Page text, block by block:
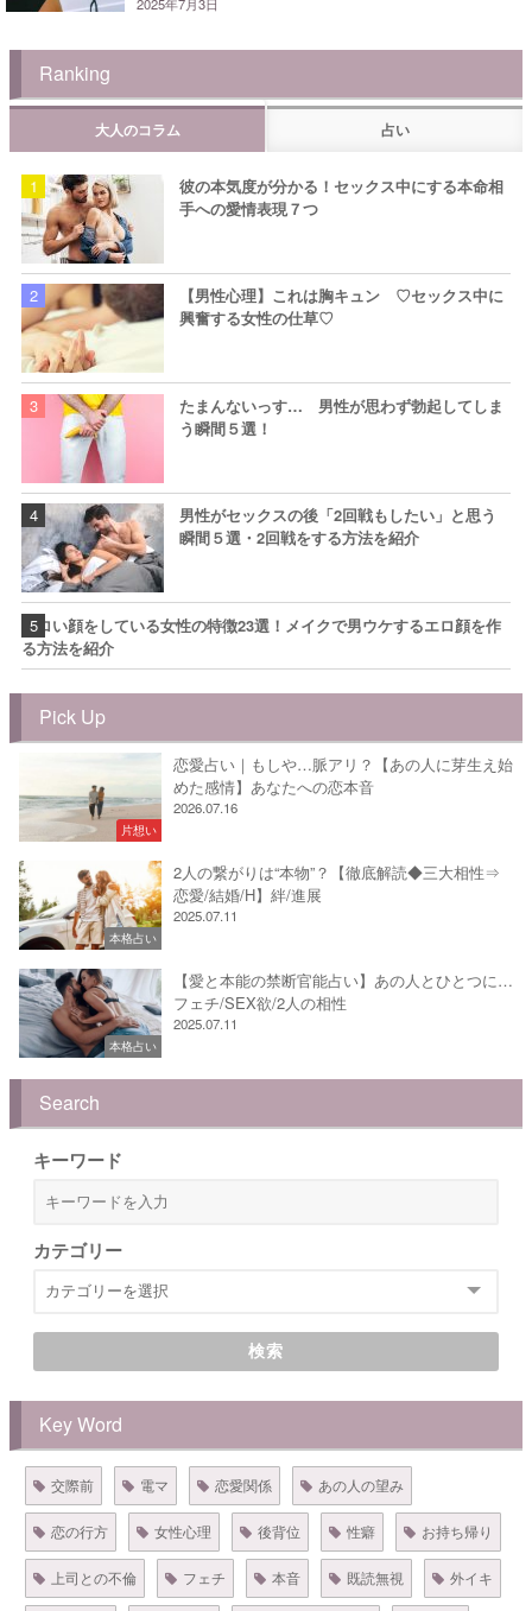
2025年7月3日
Ranking
大人のコラム 占い
彼の本気度が分かる！セックス中にする本命相
手への愛情表現７つ
【男性心理】これは胸キュン ♡セックス中に
興奮する女性の仕草♡
たまんないっす… 男性が思わず勃起してしま
う瞬間５選！
男性がセックスの後「2回戦もしたい」と思う
瞬間５選・2回戦をする方法を紹介
エロい顔をしている女性の特徴23選！メイクで男ウケするエロ顔を作
る方法を紹介
Pick Up
片想い
恋愛占い｜もしや…脈アリ？【あの人に芽生え始
めた感情】あなたへの恋本音
2026.07.16
本格占い
2人の繋がりは“本物”？【徹底解読◆三大相性⇒
恋愛/結婚/H】絆/進展
2025.07.11
本格占い
【愛と本能の禁断官能占い】あの人とひとつに…
フェチ/SEX欲/2人の相性
2025.07.11
Search
キーワード
カテゴリー
検索
Key Word
交際前 電マ 恋愛関係 あの人の望み
恋の行方 女性心理 後背位 性癖 お持ち帰り
上司との不倫 フェチ 本音 既読無視 外イキ